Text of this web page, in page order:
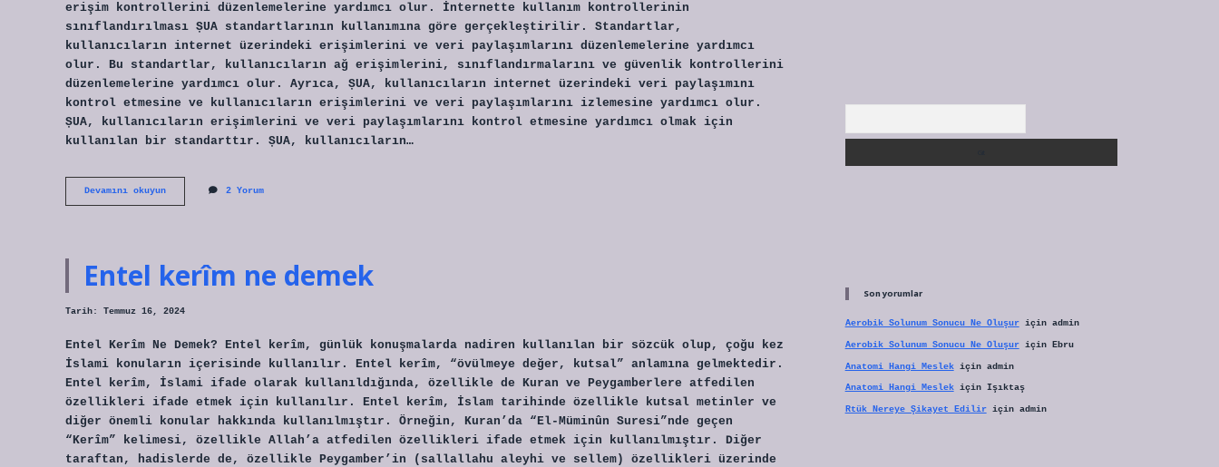
erişim kontrollerini düzenlemelerine yardımcı olur. İnternette kullanım kontrollerinin
sınıflandırılması ȘUA standartlarının kullanımına göre gerçekleştirilir. Standartlar,
kullanıcıların internet üzerindeki erişimlerini ve veri paylaşımlarını düzenlemelerine yardımcı
olur. Bu standartlar, kullanıcıların ağ erişimlerini, sınıflandırmalarını ve güvenlik kontrollerini
düzenlemelerine yardımcı olur. Ayrıca, ȘUA, kullanıcıların internet üzerindeki veri paylaşımını
kontrol etmesine ve kullanıcıların erişimlerini ve veri paylaşımlarını izlemesine yardımcı olur.
ȘUA, kullanıcıların erişimlerini ve veri paylaşımlarını kontrol etmesine yardımcı olmak için
kullanılan bir standarttır. ȘUA, kullanıcıların…
Devamını okuyunȘUA
2 Yorum
Entel kerîm ne demek
Tarih: Temmuz 16, 2024
Entel Kerîm Ne Demek? Entel kerîm, günlük konuşmalarda nadiren kullanılan bir sözcük olup, çoğu kez
İslami konuların içerisinde kullanılır. Entel kerîm, “övülmeye değer, kutsal” anlamına gelmektedir.
Entel kerîm, İslami ifade olarak kullanıldığında, özellikle de Kuran ve Peygamberlere atfedilen
özellikleri ifade etmek için kullanılır. Entel kerîm, İslam tarihinde özellikle kutsal metinler ve
diğer önemli konular hakkında kullanılmıştır. Örneğin, Kuran’da “El-Müminûn Suresi”nde geçen
“Kerîm” kelimesi, özellikle Allah’a atfedilen özellikleri ifade etmek için kullanılmıştır. Diğer
taraftan, hadislerde de, özellikle Peygamber’in (sallallahu aleyhi ve sellem) özellikleri üzerinde
Son yorumlar
Aerobik Solunum Sonucu Ne Oluşuriçin admin
Aerobik Solunum Sonucu Ne Oluşuriçin Ebru
Anatomi Hangi Meslekiçin admin
Anatomi Hangi Meslekiçin Işıktaş
Rtük Nereye Şikayet Ediliriçin admin